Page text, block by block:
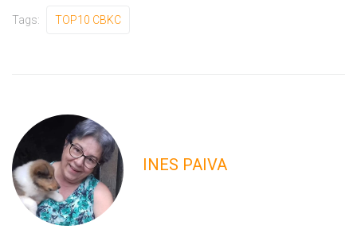
Tags: TOP10 CBKC
INES PAIVA